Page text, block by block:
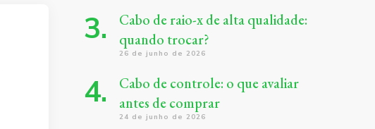
Cabo de raio-x de alta qualidade:
quando trocar?
26 de junho de 2026
Cabo de controle: o que avaliar
antes de comprar
24 de junho de 2026